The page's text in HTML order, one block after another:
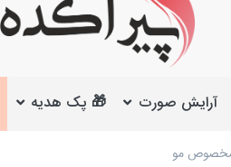
آرایش صورت 🎁 پک هدیه